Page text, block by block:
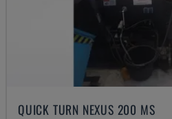
QUICK TURN NEXUS 200 MS